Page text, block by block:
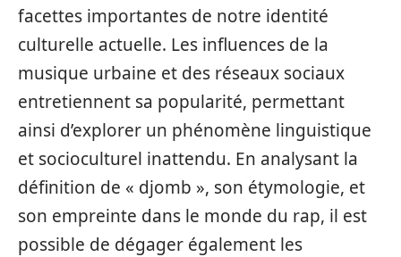
facettes importantes de notre identité
culturelle actuelle. Les influences de la
musique urbaine et des réseaux sociaux
entretiennent sa popularité, permettant
ainsi d’explorer un phénomène linguistique
et socioculturel inattendu. En analysant la
définition de « djomb », son étymologie, et
son empreinte dans le monde du rap, il est
possible de dégager également les